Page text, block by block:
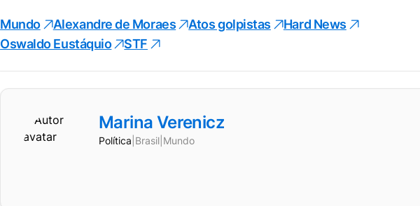
Mundo Alexandre de Moraes Atos golpistas
Hard News
Oswaldo Eustáquio
STF
Marina Verenicz
Política Brasil Mundo